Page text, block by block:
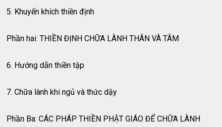
5. Khuyến khích thiền định
Phần hai: THIỀN ĐỊNH CHỮA LÀNH THÂN VÀ TÂM
6. Hướng dẫn thiền tập
7. Chữa lành khi ngủ và thức dậy
Phần Ba: CÁC PHÁP THIỀN PHẬT GIÁO ĐỂ CHỮA LÀNH